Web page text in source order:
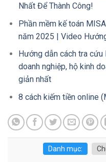
Nhất Để Thành Công!
Phần mềm kế toán
năm 2025 | Video
Hướng dẫn cách tra
doanh nghiệp, hộ kinh
giản nhất
8 cách kiếm tiền online
Danh mục: